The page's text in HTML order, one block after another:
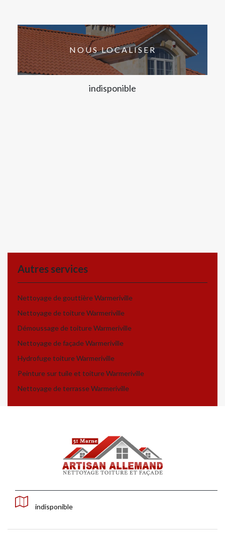
NOUS LOCALISER
indisponible
Autres services
Nettoyage de gouttière Warmeriville
Nettoyage de toiture Warmeriville
Démoussage de toiture Warmeriville
Nettoyage de façade Warmeriville
Hydrofuge toiture Warmeriville
Peinture sur tuile et toiture Warmeriville
Nettoyage de terrasse Warmeriville
indisponible